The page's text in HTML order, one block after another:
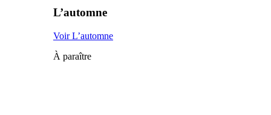
L’automne
Voir L’automne
À paraître